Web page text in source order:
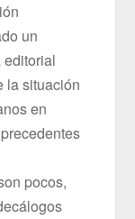
un
la situación
en
pocos,